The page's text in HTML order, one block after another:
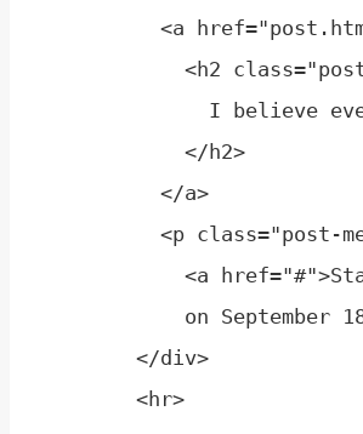
<a
<h2
I believe
            </h2>
          </a>
<p class="post-
<a
on September
        </div>